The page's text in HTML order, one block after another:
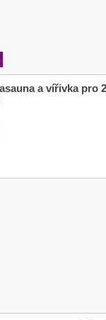
a vířivka pro